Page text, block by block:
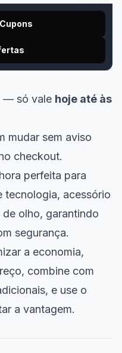
— só vale hoje até às
mudar sem aviso
checkout.
perfeita para
tecnologia, acessório
olho, garantindo
segurança.
a economia,
combine com
e use o
a vantagem.